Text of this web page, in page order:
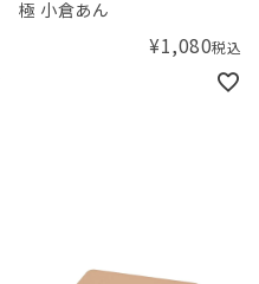
極 小倉あん
¥1,080税込